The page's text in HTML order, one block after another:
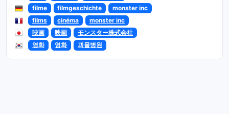
filme
filmgeschichte
monster inc
films
cinéma
monster inc
映画
映画
モンスター株式会社
영화
영화 괴물병원